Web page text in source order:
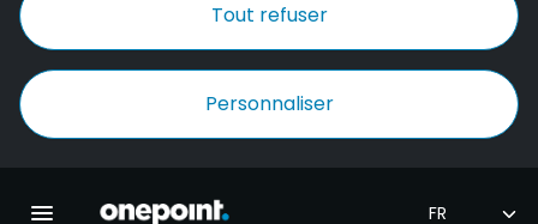
Tout refuser
Personnaliser
Accueil Onepoint